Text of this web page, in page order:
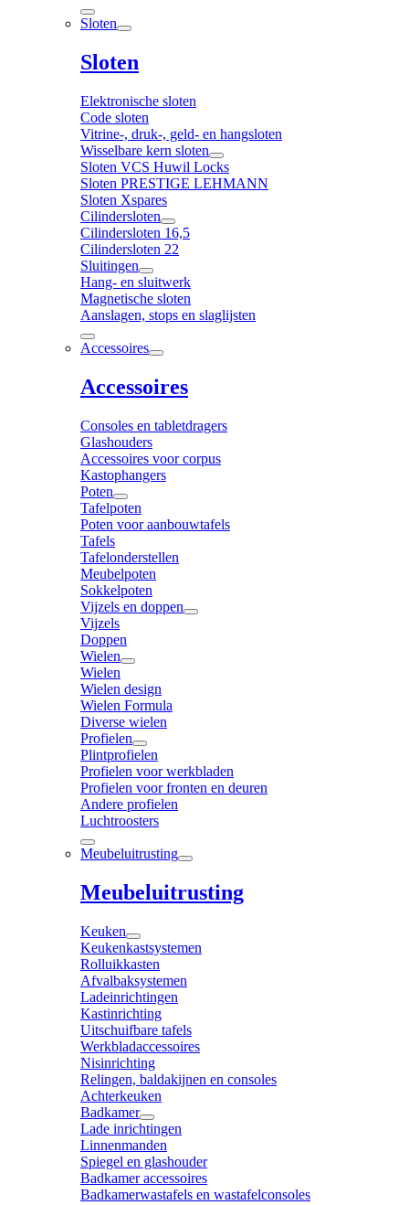
Sloten
Sloten
Elektronische sloten
Code sloten
Vitrine-, druk-, geld- en hangsloten
Wisselbare kern sloten
Sloten VCS Huwil Locks
Sloten PRESTIGE LEHMANN
Sloten Xspares
Cilindersloten
Cilindersloten 16,5
Cilindersloten 22
Sluitingen
Hang- en sluitwerk
Magnetische sloten
Aanslagen, stops en slaglijsten
Accessoires
Accessoires
Consoles en tabletdragers
Glashouders
Accessoires voor corpus
Kastophangers
Poten
Tafelpoten
Poten voor aanbouwtafels
Tafels
Tafelonderstellen
Meubelpoten
Sokkelpoten
Vijzels en doppen
Vijzels
Doppen
Wielen
Wielen
Wielen design
Wielen Formula
Diverse wielen
Profielen
Plintprofielen
Profielen voor werkbladen
Profielen voor fronten en deuren
Andere profielen
Luchtroosters
Meubeluitrusting
Meubeluitrusting
Keuken
Keukenkastsystemen
Rolluikkasten
Afvalbaksystemen
Ladeinrichtingen
Kastinrichting
Uitschuifbare tafels
Werkbladaccessoires
Nisinrichting
Relingen, baldakijnen en consoles
Achterkeuken
Badkamer
Lade inrichtingen
Linnenmanden
Spiegel en glashouder
Badkamer accessoires
Badkamerwastafels en wastafelconsoles